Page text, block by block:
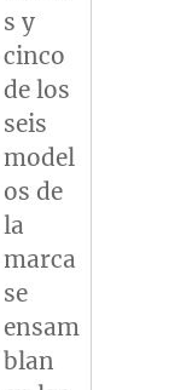
s y
cinco
de los
seis
model
os de
la
marca
se
ensam
blan